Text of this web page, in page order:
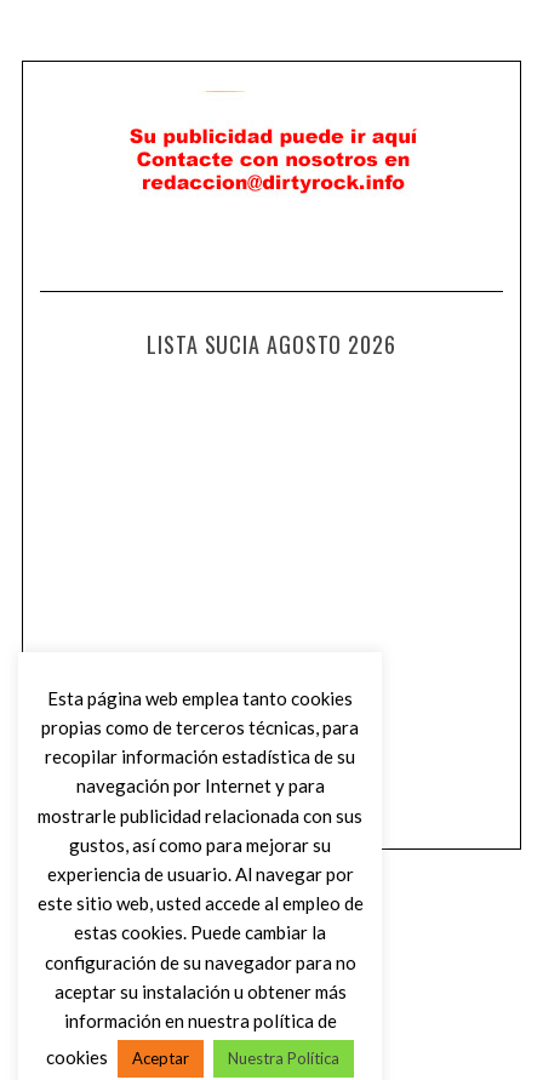
LISTA SUCIA AGOSTO 2026
(C) DIRTY ROCK MAGAZINE
VOLVER AL INICIO
Esta página web emplea tanto cookies
propias como de terceros técnicas, para
recopilar información estadística de su
navegación por Internet y para
mostrarle publicidad relacionada con sus
gustos, así como para mejorar su
experiencia de usuario. Al navegar por
este sitio web, usted accede al empleo de
estas cookies. Puede cambiar la
configuración de su navegador para no
aceptar su instalación u obtener más
información en nuestra política de
cookies
Aceptar Nuestra Política